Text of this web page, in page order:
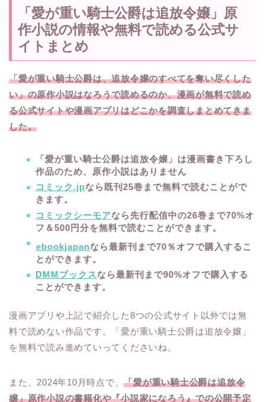
「愛が重い騎士公爵は追放令嬢」原
作小説の情報や無料で読める公式サ
イトまとめ
「愛が重い騎士公爵は、追放令嬢のすべてを奪い尽くした
い」の原作小説はなろうで読めるのか、漫画が無料で読め
る公式サイトや漫画アプリはどこかを調査しまとめてきま
した。
「愛が重い騎士公爵は追放令嬢」は漫画書き下ろし
作品のため、原作小説はありません
コミック.jpなら既刊25巻まで無料で読むことがで
きます。
コミックシーモアなら先行配信中の26巻まで70%オ
フ＆500円分を無料で読むことができます。
ebookjapanなら最新刊まで70％オフで購入するこ
とができます。
DMMブックスなら最新刊まで90%オフで購入する
ことができます。
漫画アプリや上記で紹介した8つの公式サイト以外では無
料で読めない作品です。「愛が重い騎士公爵は追放令嬢」
を無料で読み進めていってくださいね。
また、2024年10月時点で、「愛が重い騎士公爵は追放令
嬢」原作小説の書籍化や『小説家になろう』での公開予定